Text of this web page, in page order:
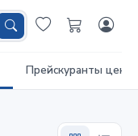
Прейскуранты цен